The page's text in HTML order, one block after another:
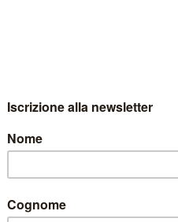
VERONA –
– SALONE